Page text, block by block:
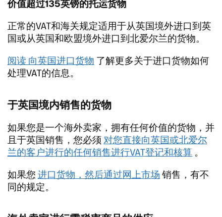
价值超过135英镑的托运货物
正常的VAT和海关规定适用于从英国境外进口到英
国或从英国和欧盟境外进口到北爱尔兰的货物。
阅读 向英国进口货物 了解更多关于进口货物如何
处理VAT的信息。
于英国境内销售的货物
如果您是一个海外卖家，拥有任何价值的货物，并
且于英国销售，您必须 对您直接向英国或北爱尔
兰的客户进行的任何销售进行VAT登记和核算 。
如果您 进口货物，然后通过网上市场 销售，有不
同的规定。